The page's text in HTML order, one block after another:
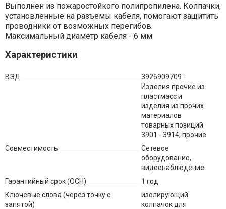
Выполнен из пожаростойкого полипропилена. Колпачки,
установленные на разъемы кабеля, помогают защитить
проводники от возможных перегибов.
Максимальный диаметр кабеля - 6 мм
Характеристики
ВЭД
3926909709 -
Изделия прочие из
пластмасс и
изделия из прочих
материалов
товарных позиций
3901 - 3914, прочие
Совместимость
Сетевое
оборудование,
видеонаблюдение
Гарантийный срок (ОСН)
1 год
Ключевые слова (через точку с
запятой)
изолирующий
колпачок для